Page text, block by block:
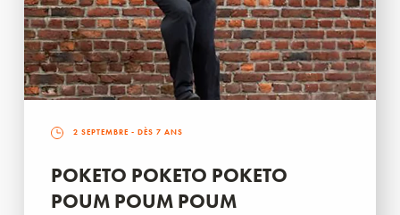
2 SEPTEMBRE - DÈS 7 ANS
POKETO POKETO POKETO
POUM POUM POUM